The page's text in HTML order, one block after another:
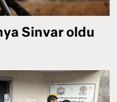
Sinvar oldu